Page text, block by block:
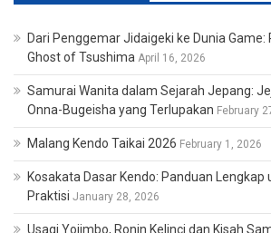
Dari Penggemar Jidaigeki ke Dunia
Ghost of Tsushima April 16, 2026
Samurai Wanita dalam Sejarah Jepang:
Onna-Bugeisha yang Terlupakan February
Malang Kendo Taikai 2026 February 1, 2026
Kosakata Dasar Kendo: Panduan
Praktisi January 28, 2026
Usagi Yojimbo, Ronin Kelinci dan Kisah